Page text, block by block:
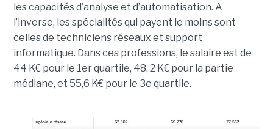
les capacités d’analyse et d’automatisation. A
l’inverse, les spécialités qui payent le moins sont
celles de techniciens réseaux et support
informatique. Dans ces professions, le salaire est de
44 K€ pour le 1er quartile, 48, 2 K€ pour la partie
médiane, et 55,6 K€ pour le 3e quartile.